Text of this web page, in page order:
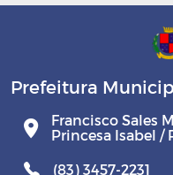
Prefeitura
Francisco Sales
Princesa Isabel /
(83) 3457-2231